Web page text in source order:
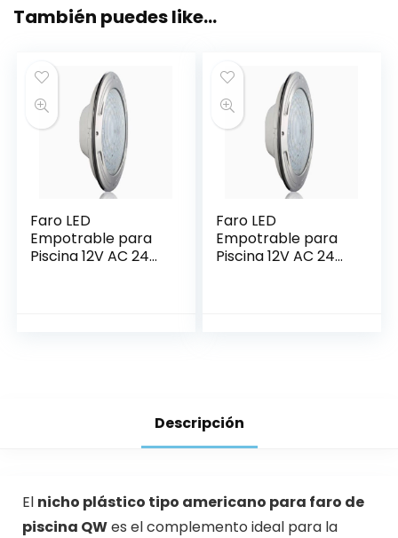
También puedes like…
Faro LED
Empotrable para
Piscina 12V AC 24W
Faro LED
Empotrable para
Piscina 12V AC 24W
Descripción
El nicho plástico tipo americano para faro de
piscina QWes el complemento ideal para la